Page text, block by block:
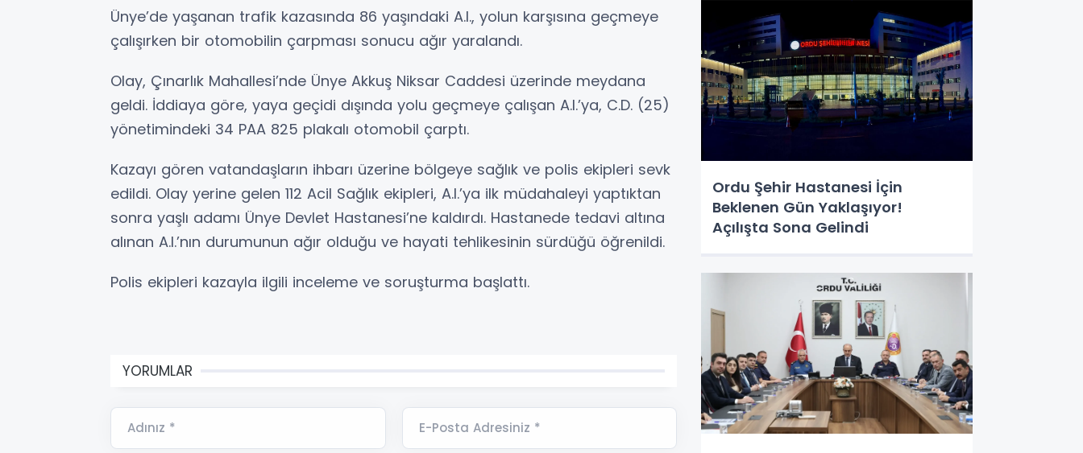
Ünye’de yaşanan trafik kazasında 86 yaşındaki A.I., yolun karşısına geçmeye
çalışırken bir otomobilin çarpması sonucu ağır yaralandı.
Olay, Çınarlık Mahallesi’nde Ünye Akkuş Niksar Caddesi üzerinde meydana
geldi. İddiaya göre, yaya geçidi dışında yolu geçmeye çalışan A.I.’ya, C.D. (25)
yönetimindeki 34 PAA 825 plakalı otomobil çarptı.
Kazayı gören vatandaşların ihbarı üzerine bölgeye sağlık ve polis ekipleri sevk
edildi. Olay yerine gelen 112 Acil Sağlık ekipleri, A.I.’ya ilk müdahaleyi yaptıktan
sonra yaşlı adamı Ünye Devlet Hastanesi’ne kaldırdı. Hastanede tedavi altına
alınan A.I.’nın durumunun ağır olduğu ve hayati tehlikesinin sürdüğü öğrenildi.
Polis ekipleri kazayla ilgili inceleme ve soruşturma başlattı.
YORUMLAR
Adınız * E-Posta Adresiniz *
Ordu Şehir Hastanesi İçin
Beklenen Gün Yaklaşıyor!
Açılışta Sona Gelindi